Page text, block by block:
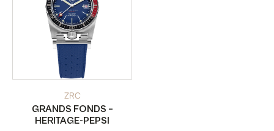
ZRC
GRANDS FONDS –
HERITAGE-PEPSI